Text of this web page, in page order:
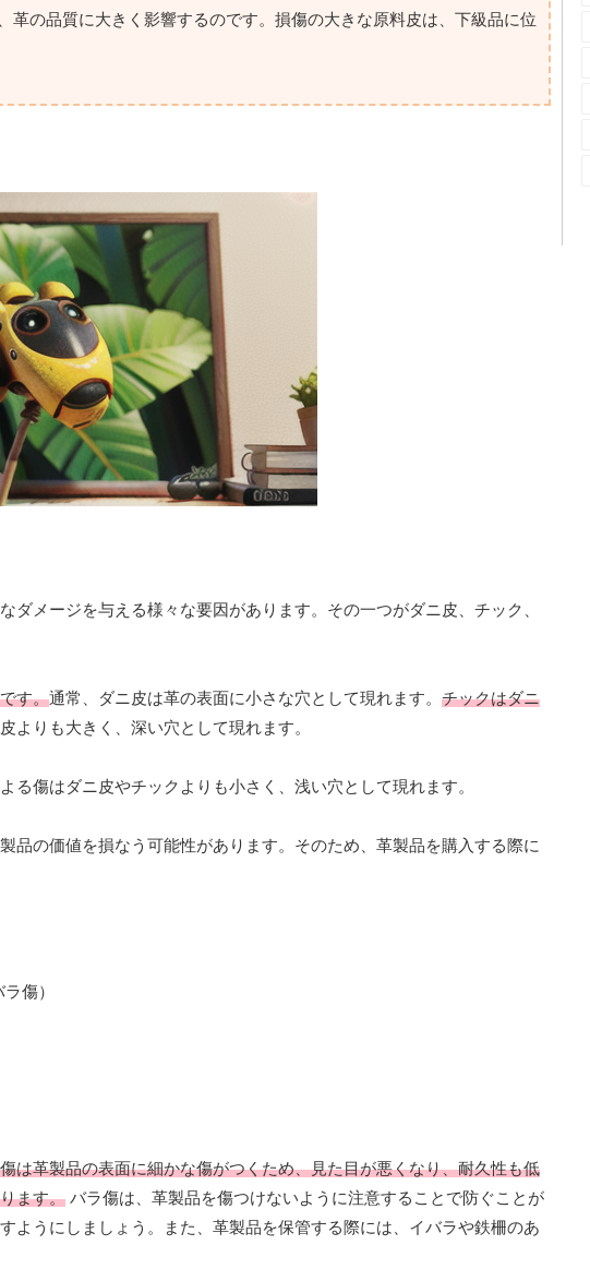
の品質に大きく影響するのです。損傷の大きな原料皮は、下級品に位
メージを与える様々な要因があります。その一つがダニ皮、チック、
す。通常、ダニ皮は革の表面に小さな穴として現れます。 チックはダニ
よりも大きく、深い穴として現れます。
る傷はダニ皮やチックよりも小さく、浅い穴として現れます。
品の価値を損なう可能性があります。そのため、革製品を購入する際に
は革製品の表面に細かな傷がつくため、見た目が悪くなり、耐久性も低
ます。 バラ傷は、革製品を傷つけないように注意することで防ぐことが
ようにしましょう。また、革製品を保管する際には、イバラや鉄柵のあ